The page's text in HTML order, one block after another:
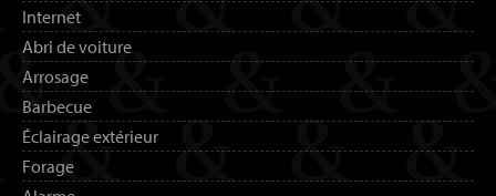
Internet
Abri de voiture
Arrosage
Barbecue
Éclairage extérieur
Forage